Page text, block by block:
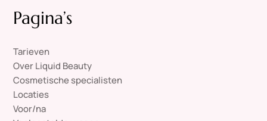
Pagina’s
Tarieven
Over Liquid Beauty
Cosmetische specialisten
Locaties
Voor/na